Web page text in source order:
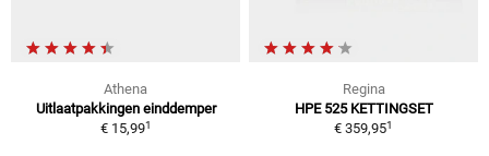
Athena
Uitlaatpakkingen einddemper
€ 15,991
Regina
HPE 525 KETTINGSET
€ 359,951